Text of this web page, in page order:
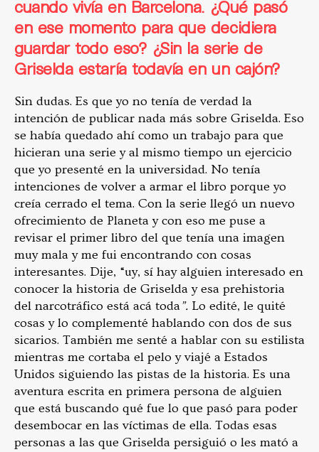
cuando vivía en Barcelona. ¿Qué pasó
en ese momento para que decidiera
guardar todo eso? ¿Sin la serie de
Griselda estaría todavía en un cajón?
Sin dudas. Es que yo no tenía de verdad la
intención de publicar nada más sobre Griselda. Eso
se había quedado ahí como un trabajo para que
hicieran una serie y al mismo tiempo un ejercicio
que yo presenté en la universidad. No tenía
intenciones de volver a armar el libro porque yo
creía cerrado el tema. Con la serie llegó un nuevo
ofrecimiento de Planeta y con eso me puse a
revisar el primer libro del que tenía una imagen
muy mala y me fui encontrando con cosas
interesantes. Dije, “uy, sí hay alguien interesado en
conocer la historia de Griselda y esa prehistoria
del narcotráfico está acá toda”. Lo edité, le quité
cosas y lo complementé hablando con dos de sus
sicarios. También me senté a hablar con su estilista
mientras me cortaba el pelo y viajé a Estados
Unidos siguiendo las pistas de la historia. Es una
aventura escrita en primera persona de alguien
que está buscando qué fue lo que pasó para poder
desembocar en las víctimas de ella. Todas esas
personas a las que Griselda persiguió o les mató a